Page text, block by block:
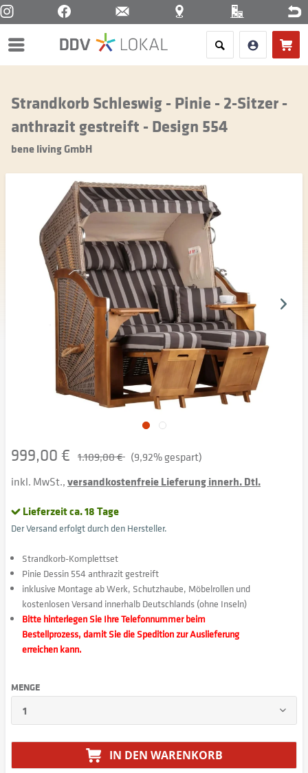
Menü
Strandkorb Schleswig - Pinie - 2-Sitzer -
anthrazit gestreift - Design 554
bene living GmbH
999,00 € 1.109,00 € (9,92% gespart)
inkl. MwSt.,versandkostenfreie Lieferung innerh. Dtl.
Lieferzeit ca. 18 Tage
Der Versand erfolgt durch den Hersteller.
Strandkorb-Komplettset
Pinie Dessin 554 anthrazit gestreift
inklusive Montage ab Werk, Schutzhaube, Möbelrollen und
kostenlosen Versand innerhalb Deutschlands (ohne Inseln)
Bitte hinterlegen Sie Ihre Telefonnummer beim
Bestellprozess, damit Sie die Spedition zur Auslieferung
erreichen kann.
MENGE
IN DEN WARENKORB